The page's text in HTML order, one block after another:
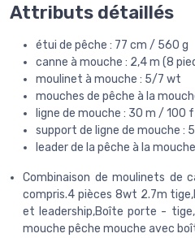
Attributs détaillés
étui de pêche : 77 cm / 560 g
canne à mouche : 2,4 m (8
moulinet à mouche : 5/7 wt
mouches de pêche à la
ligne de mouche : 30 m / 100
support de ligne de mouche :
leader de la pêche à la
Combinaison de moulinets de
compris.4 pièces 8wt 2.7m
et leadership,Boîte porte -
mouche pêche mouche avec